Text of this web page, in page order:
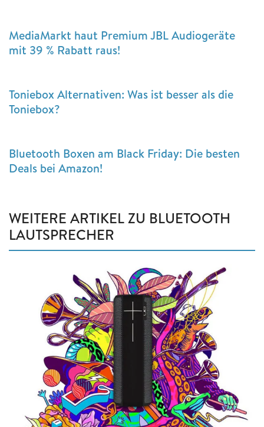
MediaMarkt haut Premium JBL Audiogeräte
mit 39 % Rabatt raus!
Toniebox Alternativen: Was ist besser als die
Toniebox?
Bluetooth Boxen am Black Friday: Die besten
Deals bei Amazon!
WEITERE ARTIKEL ZU BLUETOOTH
LAUTSPRECHER